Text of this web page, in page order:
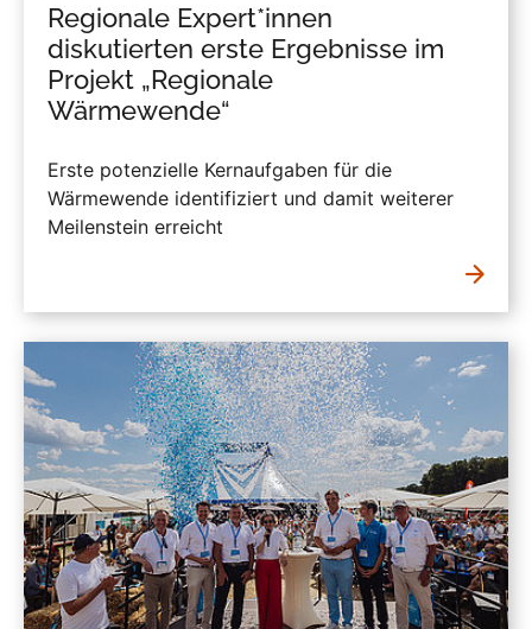
Regionale Expert*innen
diskutierten erste Ergebnisse im
Projekt „Regionale
Wärmewende“
Erste potenzielle Kernaufgaben für die
Wärmewende identifiziert und damit weiterer
Meilenstein erreicht